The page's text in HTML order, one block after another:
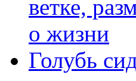
Голубь